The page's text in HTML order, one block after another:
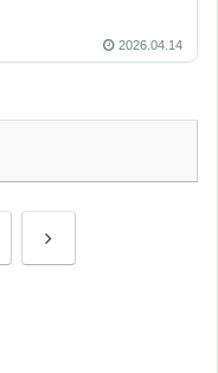
2026.04.14
次